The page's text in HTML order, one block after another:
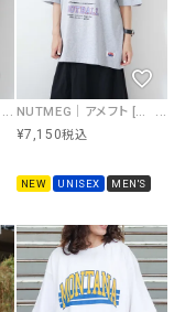
NUTMEG｜アメフト [[2J7-16519]][D]
¥7,150税込
NEW UNISEX MEN'S